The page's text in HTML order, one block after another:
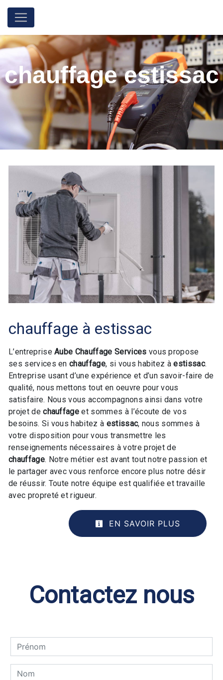
chauffage estissac
chauffage à estissac
L’entrepriseAube Chauffage Services vous propose
ses services enchauffage, si vous habitez àestissac.
Entreprise usant d’une expérience et d’un savoir-faire de
qualité, nous mettons tout en oeuvre pour vous
satisfaire. Nous vous accompagnons ainsi dans votre
projet dechauffage et sommes à l’écoute de vos
besoins. Si vous habitez à estissac, nous sommes à
votre disposition pour vous transmettre les
renseignements nécessaires à votre projet de
chauffage. Notre métier est avant tout notre passion et
le partager avec vous renforce encore plus notre désir
de réussir. Toute notre équipe est qualifiée et travaille
avec propreté et rigueur.
EN SAVOIR PLUS
Contactez nous
Panneau de gestion des cookies